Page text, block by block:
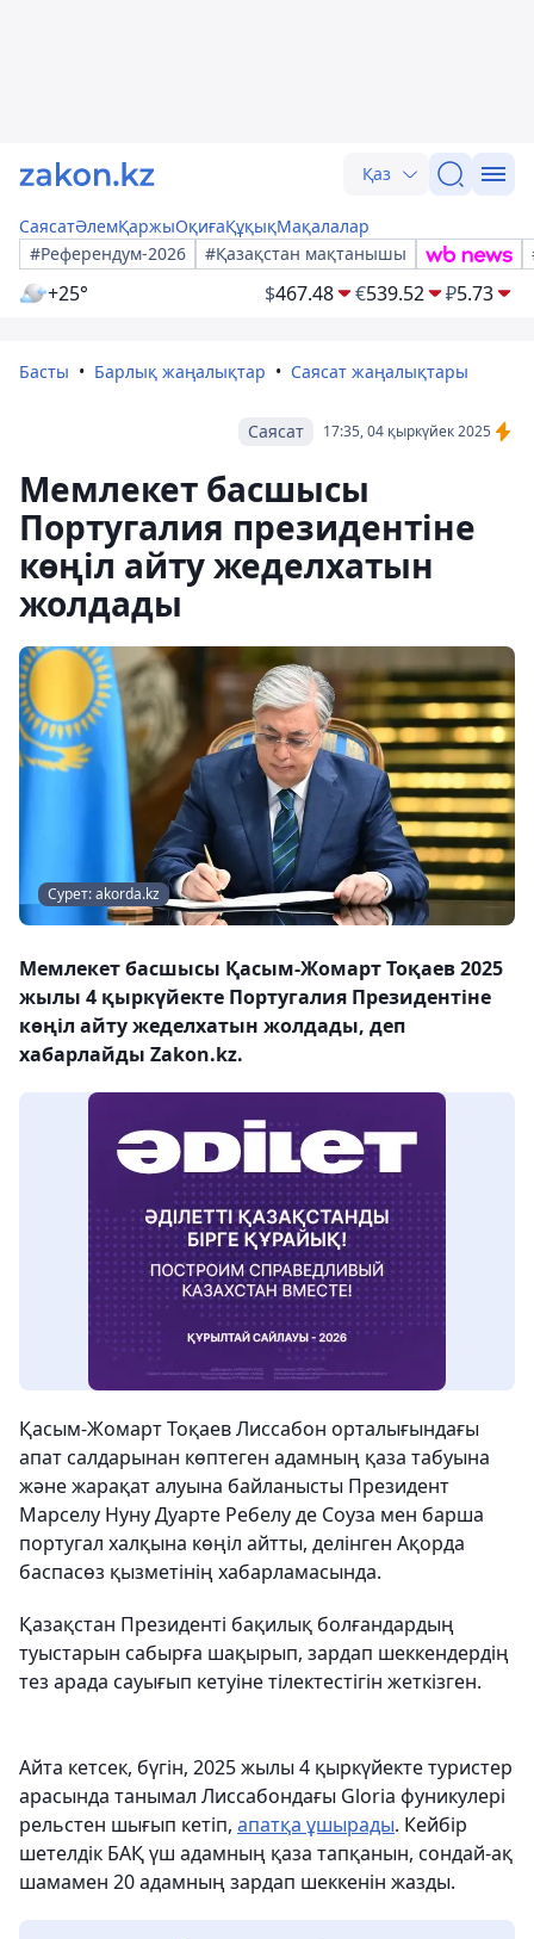
Қаз
СаясатӘлемҚаржыОқиғаҚұқықМақалалар
#Референдум-2026
#Қазақстан мақтанышы
+25° $467.48 €539.52 ₽5.73
Басты Барлық жаңалықтар Саясат жаңалықтары
17:35, 04 қыркүйек 2025
Саясат
Мемлекет басшысы
Португалия президентіне
көңіл айту жеделхатын
жолдады
Сурет: akorda.kz
Мемлекет басшысы Қасым-Жомарт Тоқаев 2025
жылы 4 қыркүйекте Португалия Президентіне
көңіл айту жеделхатын жолдады, деп
хабарлайды Zakon.kz.
Қасым-Жомарт Тоқаев Лиссабон орталығындағы
апат салдарынан көптеген адамның қаза табуына
және жарақат алуына байланысты Президент
Марселу Нуну Дуарте Ребелу де Соуза мен барша
португал халқына көңіл айтты, делінген Ақорда
баспасөз қызметінің хабарламасында.
Қазақстан Президенті бақилық болғандардың
туыстарын сабырға шақырып, зардап шеккендердің
тез арада сауығып кетуіне тілектестігін жеткізген.
Айта кетсек, бүгін, 2025 жылы 4 қыркүйекте туристер
арасында танымал Лиссабондағы Gloria фуникулері
рельстен шығып кетіп, апатқа ұшырады. Кейбір
шетелдік БАҚ үш адамның қаза тапқанын, сондай-ақ
шамамен 20 адамның зардап шеккенін жазды.